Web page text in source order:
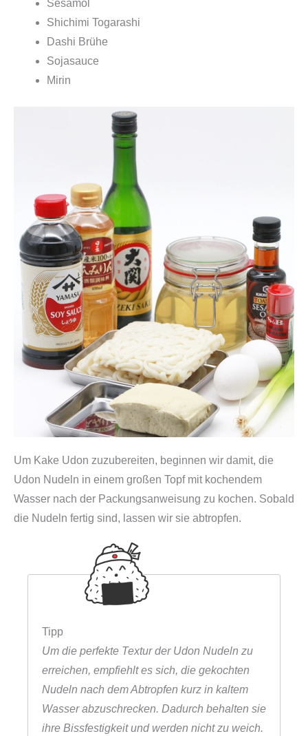
g
e
Sesamöl
Shichimi Togarashi
Dashi Brühe
Sojasauce
Mirin
Um Kake Udon zuzubereiten, beginnen wir damit, die
Udon Nudeln in einem großen Topf mit kochendem
Wasser nach der Packungsanweisung zu kochen. Sobald
die Nudeln fertig sind, lassen wir sie abtropfen.
Tipp
Um die perfekte Textur der Udon Nudeln zu
erreichen, empfiehlt es sich, die gekochten
Nudeln nach dem Abtropfen kurz in kaltem
Wasser abzuschrecken. Dadurch behalten sie
ihre Bissfestigkeit und werden nicht zu weich.